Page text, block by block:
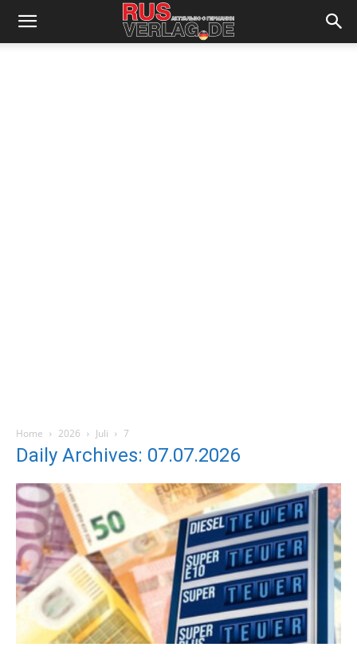
Home 2026 Juli 7
Daily Archives: 07.07.2026